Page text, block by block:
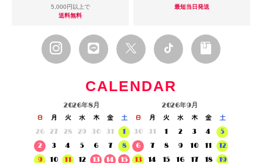
5,000円以上で
送料無料
最短当日発送
CALENDAR
2026年8月
日 月 火 水 木 金
土
26
27 28 29 30 31
1
2
3 4 5 6 7
8
9
10 11 12 13 14
15
2026年9月
日 月 火 水 木 金
土
30
31 1 2 3 4
5
6
7 8 9 10 11
12
13
14 15 16 17 18
19